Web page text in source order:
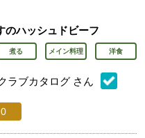
のハッシュドビーフ
煮る メイン料理 洋食
ラブカタログ さん
録：
コメント：
0